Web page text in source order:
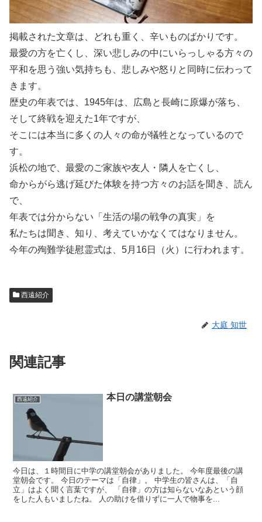
掲載された文章は、どれも重く、辛いものばかりです。
最愛の方を亡くし、深い悲しみの中にいらっしゃる方々の
平和を思う強い気持ちも、悲しみや怒りと同時に伝わって
きます。
歴史の年表では、1945年は、広島と長崎に原爆が落ち、
そして終戦を迎えた1年ですが、
そこには本当に多くの人々の命が犠牲となっているので
す。
浜松の地で、最愛のご家族や友人・隣人を亡くし、
命からがら逃げ延びた体験を持つ方々のお話を聞き、読ん
で、
年表では分からない「生活の場の戦争の真実」を
私たちは聞き、知り、考えていかなくてはなりません。
今年の殉難学徒慰霊式は、5月16日（火）に行われます。
西遠紹介
大庭 知世
関連記事
西遠紹介 本日の講堂朝会
今日は、１時間目に中学の講堂朝会がありました。 今年度最後の講
堂朝会です。 今日のテーマは「自律」。 中学生の皆さんは、「自
立」はよく聞く言葉ですが、 「自律」の方は知らないなあという顔
をした人もいましたね。 人の助けを借りずに一人で物事を...